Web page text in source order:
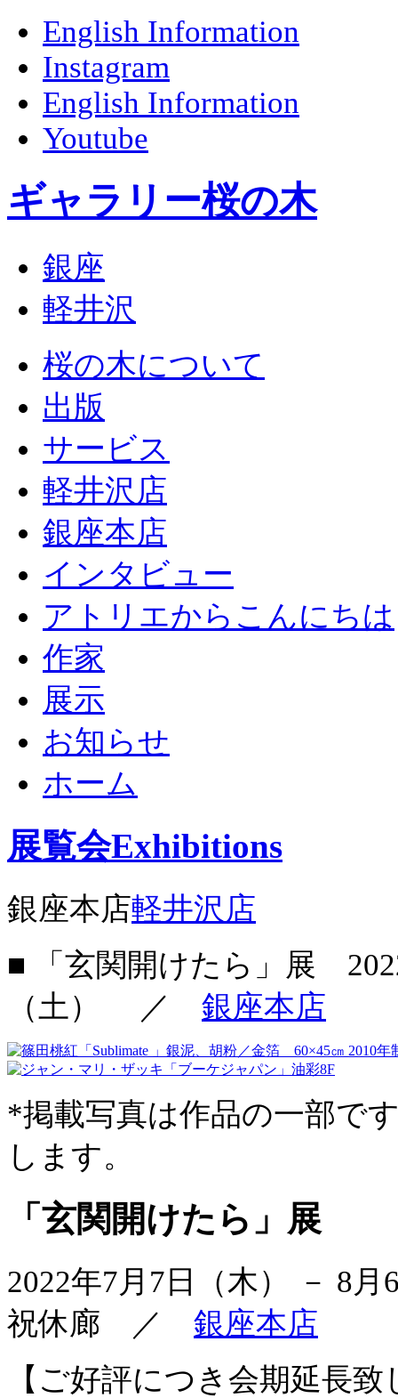
English Information
Instagram
English Information
Youtube
ギャラリー桜の木
銀座
軽井沢
桜の木について
出版
サービス
軽井沢店
銀座本店
インタビュー
アトリエからこんにちは
作家
展示
お知らせ
ホーム
展覧会Exhibitions
銀座本店軽井沢店
■ 「玄関開けたら」展
（土）
／ 銀座本店
*掲載写真は作品の一部で
します。
「玄関開けたら」展
2022年7月7日（木） － 8月
祝休廊 ／ 銀座本店
【ご好評につき会期延長